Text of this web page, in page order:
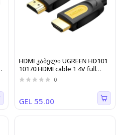
HDMI კაბელი UGREEN HD101
10170 HDMI cable 1 4V full
copper 19+1 10M
0
GEL 55.00